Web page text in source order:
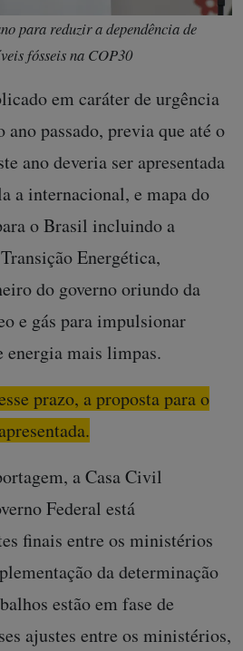
para reduzir a dependência de
fósseis na COP30
em caráter de urgência
ano passado, previa que até o
ano deveria ser apresentada
a internacional, e mapa do
o Brasil incluindo a
Energética,
do governo oriundo da
e gás para impulsionar
energia mais limpas.
prazo, a proposta para o
a Casa Civil
Federal está
finais entre os ministérios
da determinação
estão em fase de
ajustes entre os ministérios,